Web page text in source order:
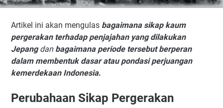
Artikel ini akan mengulas bagaimana sikap kaum
pergerakan terhadap penjajahan yang dilakukan
Jepangdan bagaimana periode tersebut berperan
dalam membentuk dasar atau pondasi perjuangan
kemerdekaan Indonesia.
Perubahaan Sikap Pergerakan